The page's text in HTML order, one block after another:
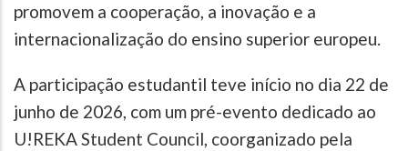
promovem a cooperação, a inovação e a
internacionalização do ensino superior europeu.
A participação estudantil teve início no dia 22 de
junho de 2026, com um pré-evento dedicado ao
U!REKA Student Council, coorganizado pela